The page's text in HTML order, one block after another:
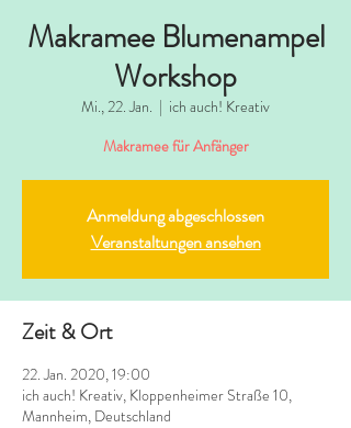
Makramee Blumenampel
Workshop
Mi., 22. Jan.
  |
ich auch! Kreativ
Makramee für Anfänger
Anmeldung abgeschlossen
Veranstaltungen ansehen
Zeit & Ort
22. Jan. 2020, 19:00
ich auch! Kreativ, Kloppenheimer Straße 10,
Mannheim, Deutschland